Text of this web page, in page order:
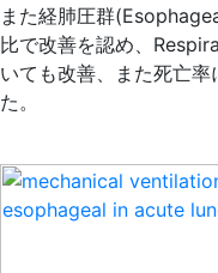
また経肺圧群
比で改善を認め、
いても改善、また死亡
た。